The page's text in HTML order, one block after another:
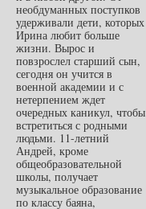
необдуманных поступков
удерживали дети, которых
Ирина любит больше
жизни. Вырос и
повзрослел старший сын,
сегодня он учится в
военной академии и с
нетерпением ждет
очередных каникул, чтобы
встретиться с родными
людьми. 11-летний
Андрей, кроме
общеобразовательной
школы, получает
музыкальное образование
по классу баяна,